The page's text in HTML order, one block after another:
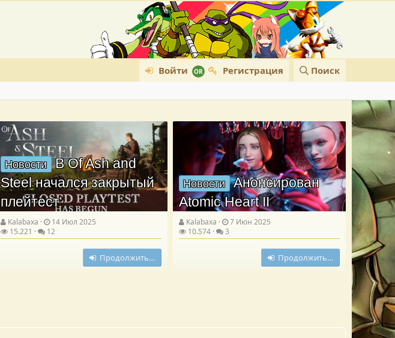
Войти Регистрация Поиск
Новости В Of Ash and
Steel начался закрытый
плейтест
Kalabaxa
14 Июл 2025
15.221
12
Продолжить…
Новости Анонсирован
Atomic Heart II
Kalabaxa
7 Июн 2025
10.574
3
Продолжить…